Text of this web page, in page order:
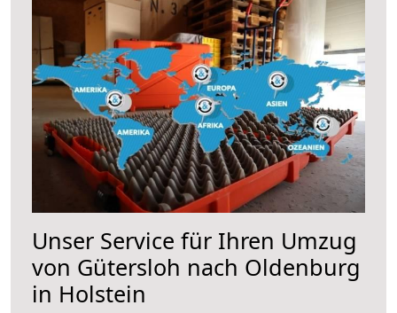
Unser Service für Ihren Umzug
von Gütersloh nach Oldenburg
in Holstein